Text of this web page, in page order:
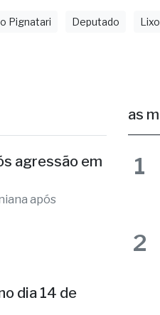
após
dia 14 de
Casa com a
1